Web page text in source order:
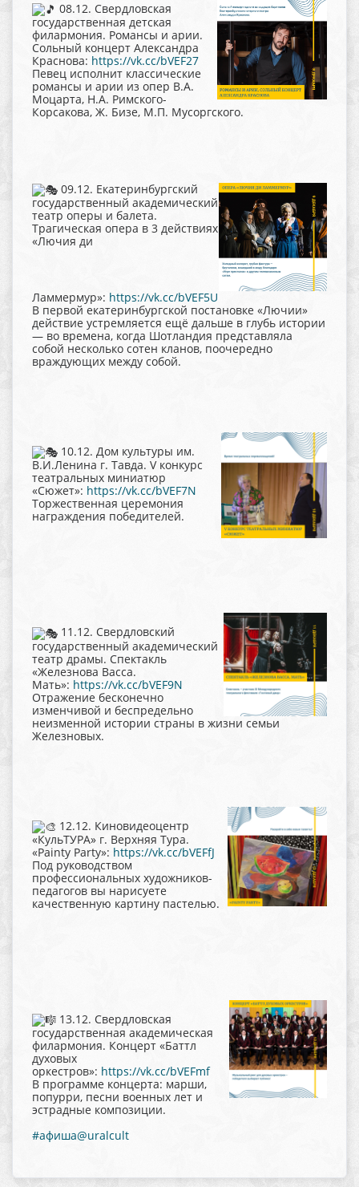
08.12. Свердловская
государственная детская
филармония. Романсы и арии.
Сольный концерт Александра
Краснова: https://vk.cc/bVEF27
Певец исполнит классические
романсы и арии из опер В.А.
Моцарта, Н.А. Римского-
Корсакова, Ж. Бизе, М.П. Мусоргского.
09.12. Екатеринбургский
государственный академический
театр оперы и балета.
Трагическая опера в 3 действиях
«Лючия ди
Ламмермур»: https://vk.cc/bVEF5U
В первой екатеринбургской постановке «Лючии»
действие устремляется ещё дальше в глубь истории
— во времена, когда Шотландия представляла
собой несколько сотен кланов, поочередно
враждующих между собой.
10.12. Дом культуры им.
В.И.Ленина г. Тавда. V конкурс
театральных миниатюр
«Сюжет»: https://vk.cc/bVEF7N
Торжественная церемония
награждения победителей.
11.12. Свердловский
государственный академический
театр драмы. Спектакль
«Железнова Васса.
Мать»: https://vk.cc/bVEF9N
Отражение бесконечно
изменчивой и беспредельно
неизменной истории страны в жизни семьи
Железновых.
12.12. Киновидеоцентр
«КульТУРА» г. Верхняя Тура.
«Painty Party»: https://vk.cc/bVEFfJ
Под руководством
профессиональных художников-
педагогов вы нарисуете
качественную картину пастелью.
13.12. Свердловская
государственная академическая
филармония. Концерт «Баттл
духовых
оркестров»: https://vk.cc/bVEFmf
В программе концерта: марши,
попурри, песни военных лет и
эстрадные композиции.
#афиша@uralcult